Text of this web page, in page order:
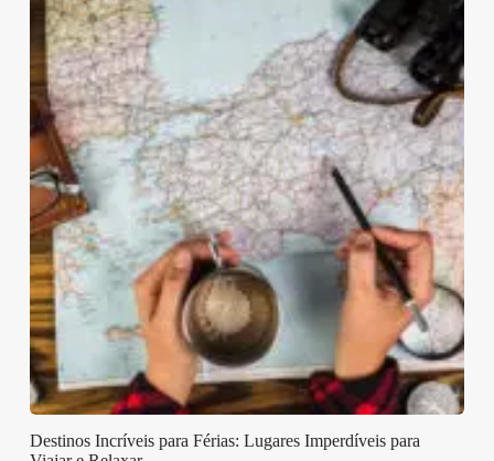
Destinos Incríveis para Férias: Lugares Imperdíveis para